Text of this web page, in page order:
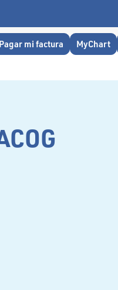
Pagar mi factura MyChart